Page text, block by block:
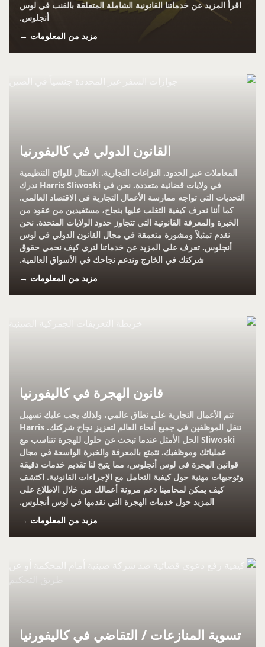
اقرأ المزيد عن خدماتنا القانونية الشاملة المتعلقة بالقنب في لوس
أنجلوس.
مزيد من المعلومات →
القانون الدولي في كاليفورنيا
المعاملات عبر الحدود. النزاعات التجارية. الامتثال للوائح التنظيمية
في ولايات قضائية متعددة. نحن في Harris Sliwoski ندرك
التحديات التي تواجه ممارسة الأعمال التجارية في الاقتصاد العالمي.
كما أننا نعرف كيفية التغلب عليها بنجاح، مستفيدين من عقود من
الخبرة والمعرفة القانونية التي تتجاوز حدود الولايات المتحدة. نحن
نقدم تمثيلاً ومشورة متعمقة في مجال القانون الدولي في لوس
أنجلوس. تعرف على المزيد عن خدماتنا لترى كيف نحمي حقوق
شركتك في الخارج وندعم نجاحك في الأسواق العالمية.
مزيد من المعلومات →
قانون الهجرة في كاليفورنيا
تتم الأعمال التجارية على نطاق عالمي، ولذلك يجب عليك تسهيل
تنقل الموظفين في جميع أنحاء العالم لتعزيز نجاح شركتك. Harris
Sliwoski الحل الأمثل عندما تبحث عن حلول للهجرة تتناسب مع
عملياتك وموظفيك. نتمتع بالمعرفة والخبرة الواسعة في مجال
قوانين الهجرة في لوس أنجلوس، مما يتيح لنا تقديم خدمات دقيقة
وتوجيهات مهنية حول كيفية التعامل مع الإجراءات القانونية. اكتشف
كيف يمكن لمحامينا دعم مرونة أعمالك من خلال الاطلاع على
المزيد حول خدمات الهجرة التي نقدمها في لوس أنجلوس.
مزيد من المعلومات →
تسوية المنازعات / التقاضي في كاليفورنيا